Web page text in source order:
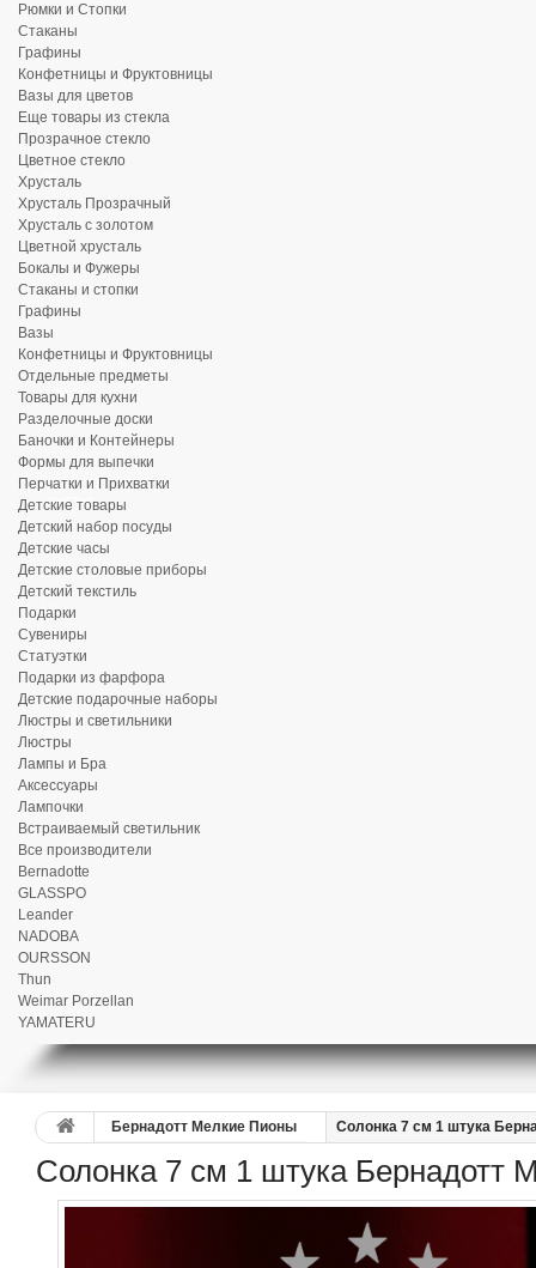
Рюмки и Стопки
Стаканы
Графины
Конфетницы и Фруктовницы
Вазы для цветов
Еще товары из стекла
Прозрачное стекло
Цветное стекло
Хрусталь
Хрусталь Прозрачный
Хрусталь с золотом
Цветной хрусталь
Бокалы и Фужеры
Стаканы и стопки
Графины
Вазы
Конфетницы и Фруктовницы
Отдельные предметы
Товары для кухни
Разделочные доски
Баночки и Контейнеры
Формы для выпечки
Перчатки и Прихватки
Детские товары
Детский набор посуды
Детские часы
Детские столовые приборы
Детский текстиль
Подарки
Сувениры
Статуэтки
Подарки из фарфора
Детские подарочные наборы
Люстры и светильники
Люстры
Лампы и Бра
Аксессуары
Лампочки
Встраиваемый светильник
Все производители
Bernadotte
GLASSPO
Leander
NADOBA
OURSSON
Thun
Weimar Porzellan
YAMATERU
Бернадотт Мелкие Пионы Солонка 7 см 1 штука
Солонка 7 см 1 штука Бернадотт